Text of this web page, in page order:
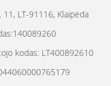
11, LT-91116, Klaipėda
kodas: LT400892610